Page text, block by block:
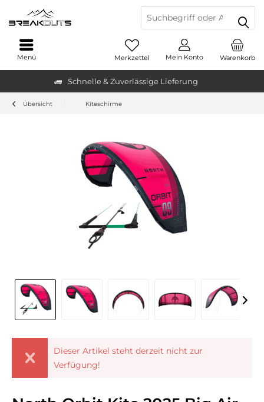
Schnelle & Zuverlässige Lieferung
Warenkorb
Merkzettel Mein Konto
Menü
Übersicht Kiteschirme
Dieser Artikel steht derzeit nicht zur
Verfügung!